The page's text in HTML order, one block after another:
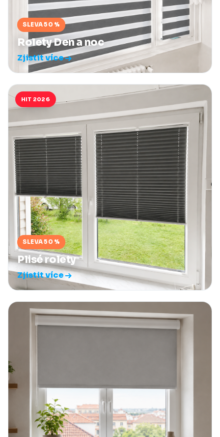
SLEVA 50 %
Rolety Den a noc
Zjistit více
HIT 2026
SLEVA 50 %
Plisé rolety
Zjistit více